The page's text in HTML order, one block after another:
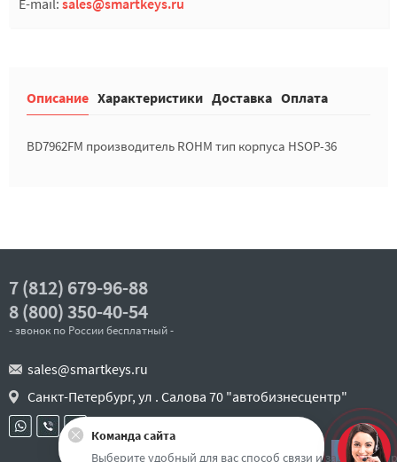
E-mail: sales@smartkeys.ru
Описание Характеристики Доставка Оплата
BD7962FM производитель ROHM тип корпуса HSOP-36
7 (812) 679-96-88
8 (800) 350-40-54
- звонок по России бесплатный -
sales@smartkeys.ru
Санкт-Петербург, ул . Салова 70 "автобизнесцентр"
Наверх
Команда сайта
Выберите удобный для вас способ связи и задайте